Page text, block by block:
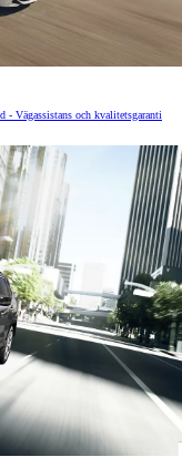
- Vägassistans och kvalitetsgaranti